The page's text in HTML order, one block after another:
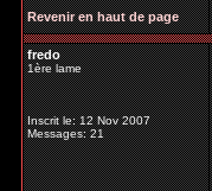
Revenir en haut de page
fredo
1ère lame
Inscrit le: 12 Nov 2007
Messages: 21